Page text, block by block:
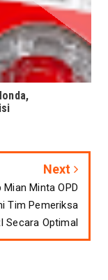
Next
Mian Minta OPD
Tim Pemeriksa
Secara Optimal